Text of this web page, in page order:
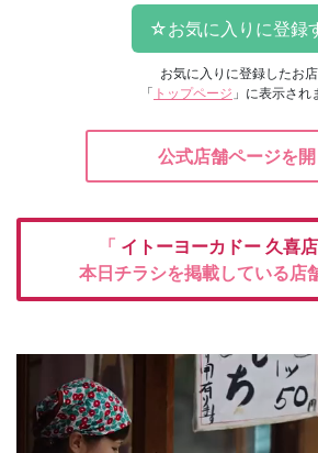
お気に入りに登録したお
「 トップページ 」に表示され
公式店舗ページを開
「 イトーヨーカドー 久喜店
本日チラシを掲載している店